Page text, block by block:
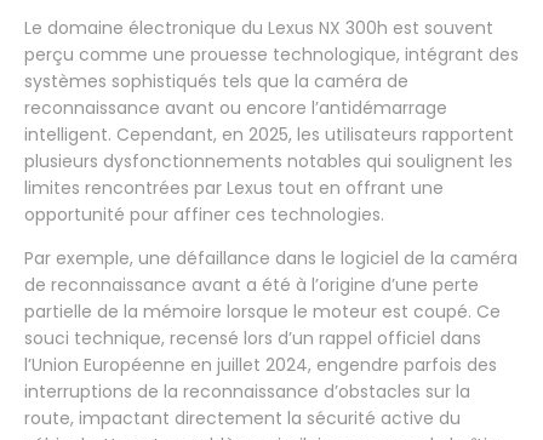
Le domaine électronique du Lexus NX 300h est souvent
perçu comme une prouesse technologique, intégrant des
systèmes sophistiqués tels que la caméra de
reconnaissance avant ou encore l’antidémarrage
intelligent. Cependant, en 2025, les utilisateurs rapportent
plusieurs dysfonctionnements notables qui soulignent les
limites rencontrées par Lexus tout en offrant une
opportunité pour affiner ces technologies.
Par exemple, une défaillance dans le logiciel de la caméra
de reconnaissance avant a été à l’origine d’une perte
partielle de la mémoire lorsque le moteur est coupé. Ce
souci technique, recensé lors d’un rappel officiel dans
l’Union Européenne en juillet 2024, engendre parfois des
interruptions de la reconnaissance d’obstacles sur la
route, impactant directement la sécurité active du